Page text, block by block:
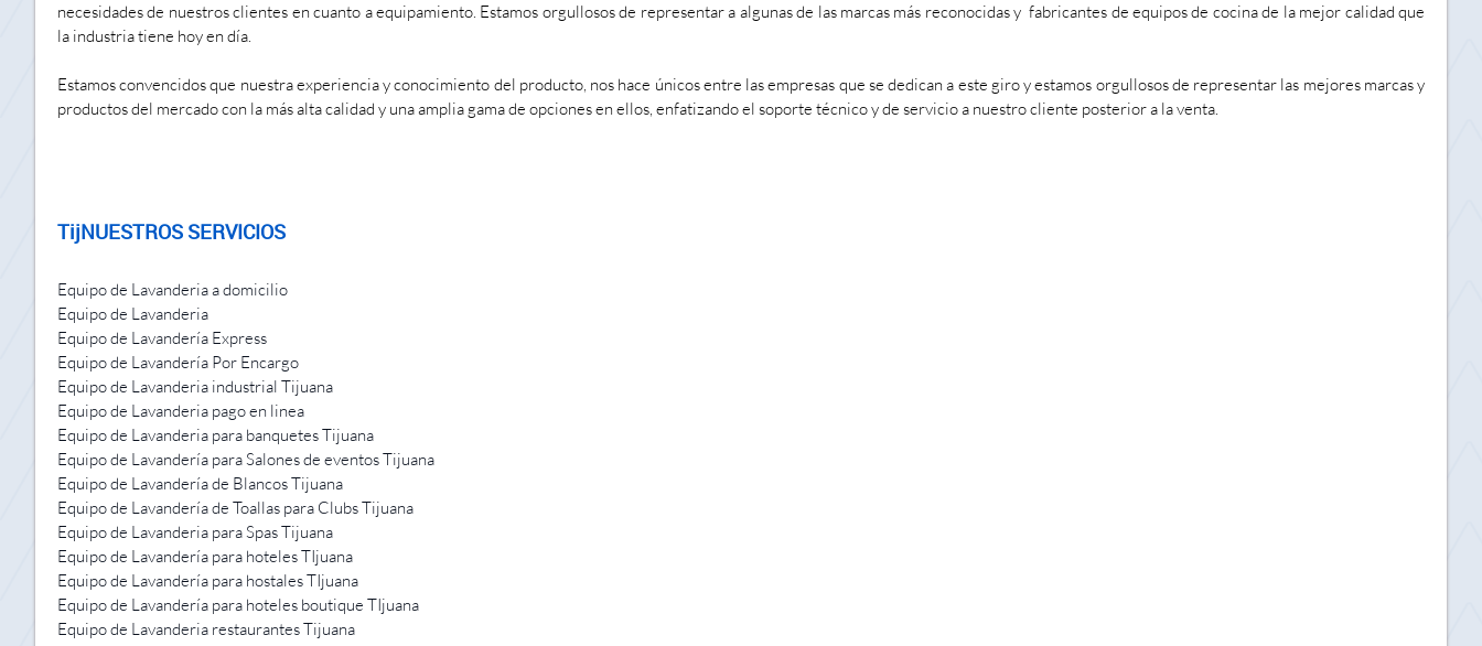
necesidades de nuestros clientes en cuanto a equipamiento. Estamos orgullosos de representar a algunas de las marcas más reconocidas y fabricantes de equipos de cocina de la mejor calidad que
la industria tiene hoy en día.
Estamos convencidos que nuestra experiencia y conocimiento del producto, nos hace únicos entre las empresas que se dedican a este giro y estamos orgullosos de representar las mejores marcas y
productos del mercado con la más alta calidad y una amplia gama de opciones en ellos, enfatizando el soporte técnico y de servicio a nuestro cliente posterior a la venta.
TijNUESTROS SERVICIOS
Equipo de Lavanderia a domicilio
Equipo de Lavanderia
Equipo de Lavandería Express
Equipo de Lavandería Por Encargo
Equipo de Lavanderia industrial Tijuana
Equipo de Lavanderia pago en linea
Equipo de Lavanderia para banquetes Tijuana
Equipo de Lavandería para Salones de eventos Tijuana
Equipo de Lavandería de Blancos Tijuana
Equipo de Lavandería de Toallas para Clubs Tijuana
Equipo de Lavanderia para Spas Tijuana
Equipo de Lavandería para hoteles TIjuana
Equipo de Lavandería para hostales TIjuana
Equipo de Lavandería para hoteles boutique TIjuana
Equipo de Lavanderia restaurantes Tijuana